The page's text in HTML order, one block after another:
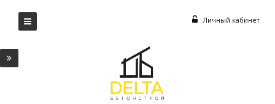
Личный кабинет